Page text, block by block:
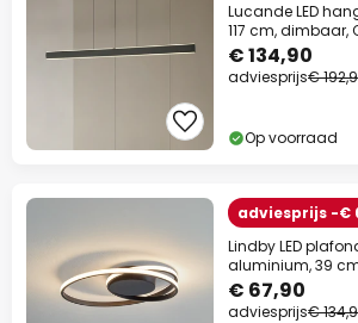
Lucande LED
117 cm, dimbaar,
€ 134,90
adviesprijs€
Op voorraad
adviesprijs -€
Lindby LED
aluminium, 39
€ 67,90
adviesprijs€